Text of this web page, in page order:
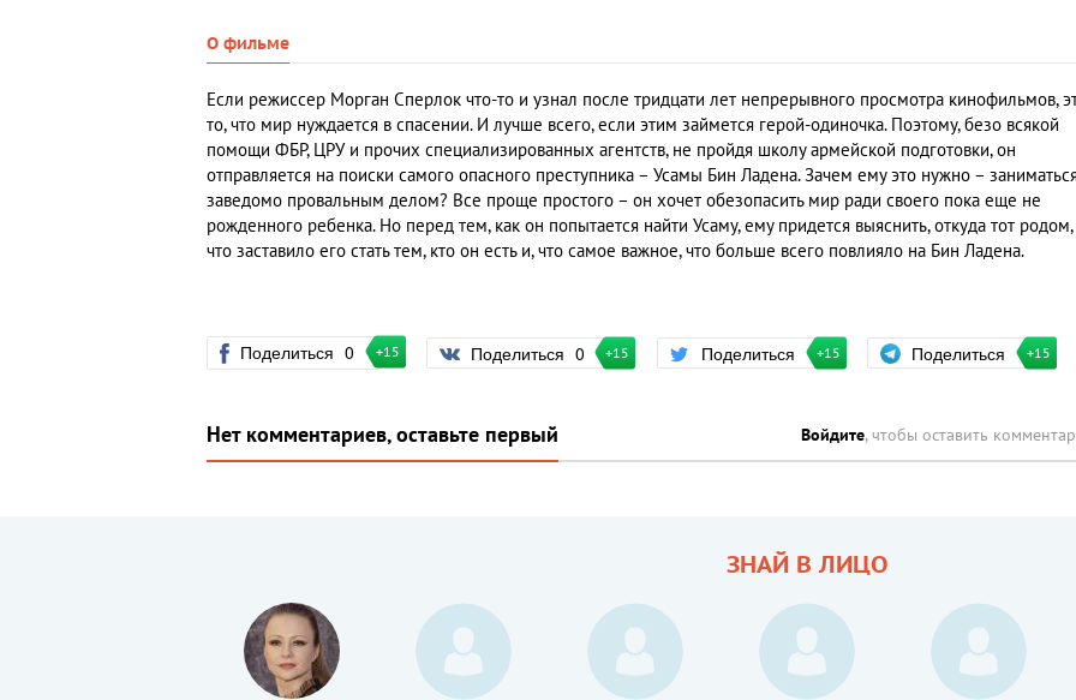
О фильме
Если режиссер Морган Сперлок что-то и узнал после тридцати лет непрерывного просмотра кинофильмов,
то, что мир нуждается в спасении. И лучше всего, если этим займется герой-одиночка. Поэтому, безо всякой
помощи ФБР, ЦРУ и прочих специализированных агентств, не пройдя школу армейской подготовки, он
отправляется на поиски самого опасного преступника – Усамы Бин Ладена. Зачем ему это нужно –
заведомо провальным делом? Все проще простого – он хочет обезопасить мир ради своего пока еще не
рожденного ребенка. Но перед тем, как он попытается найти Усаму, ему придется выяснить, откуда тот родом,
что заставило его стать тем, кто он есть и, что самое важное, что больше всего повлияло на Бин Ладена.
Поделиться 0 +15 Поделиться 0 +15 Поделиться +15 Поделиться +15
Нет комментариев, оставьте первый Войдите, чтобы оставить
ЗНАЙ В ЛИЦО